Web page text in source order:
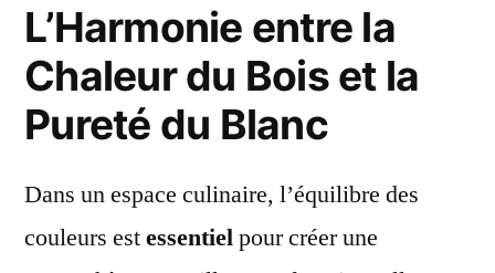
L’Harmonie entre la
Chaleur du Bois et la
Pureté du Blanc
Dans un espace culinaire, l’équilibre des
couleurs estessentielpour créer une